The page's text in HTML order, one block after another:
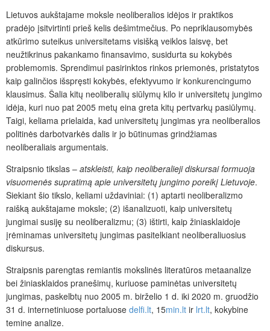
Lietuvos aukštajame moksle neoliberalios idėjos ir praktikos
pradėjo įsitvirtinti prieš kelis dešimtmečius. Po nepriklausomybės
atkūrimo suteikus universitetams visišką veiklos laisvę, bet
neužtikrinus pakankamo finansavimo, susidurta su kokybės
problemomis. Sprendimui pasirinktos rinkos priemonės, pristatytos
kaip galinčios išspręsti kokybės, efektyvumo ir konkurencingumo
klausimus. Šalia kitų neoliberalių siūlymų kilo ir universitetų jungimo
idėja, kuri nuo pat 2005 metų eina greta kitų pertvarkų pasiūlymų.
Taigi, keliama prielaida, kad universitetų jungimas yra neoliberalios
politinės darbotvarkės dalis ir jo būtinumas grindžiamas
neoliberaliais argumentais.
Straipsnio tikslas – atskleisti, kaip neoliberalieji diskursai formuoja
visuomenės supratimą apie universitetų jungimo poreikį Lietuvoje.
Siekiant šio tikslo, keliami uždaviniai: (1) aptarti neoliberalizmo
raišką aukštajame moksle; (2) išanalizuoti, kaip universitetų
jungimai susiję su neoliberalizmu; (3) ištirti, kaip žiniasklaidoje
įrėminamas universitetų jungimas pasitelkiant neoliberaliuosius
diskursus.
Straipsnis parengtas remiantis mokslinės literatūros metaanalize
bei žiniasklaidos pranešimų, kuriuose paminėtas universitetų
jungimas, paskelbtų nuo 2005 m. birželio 1 d. iki 2020 m. gruodžio
31 d. internetiniuose portaluose delfi.lt, 15min.lt ir lrt.lt, kokybine
temine analize.